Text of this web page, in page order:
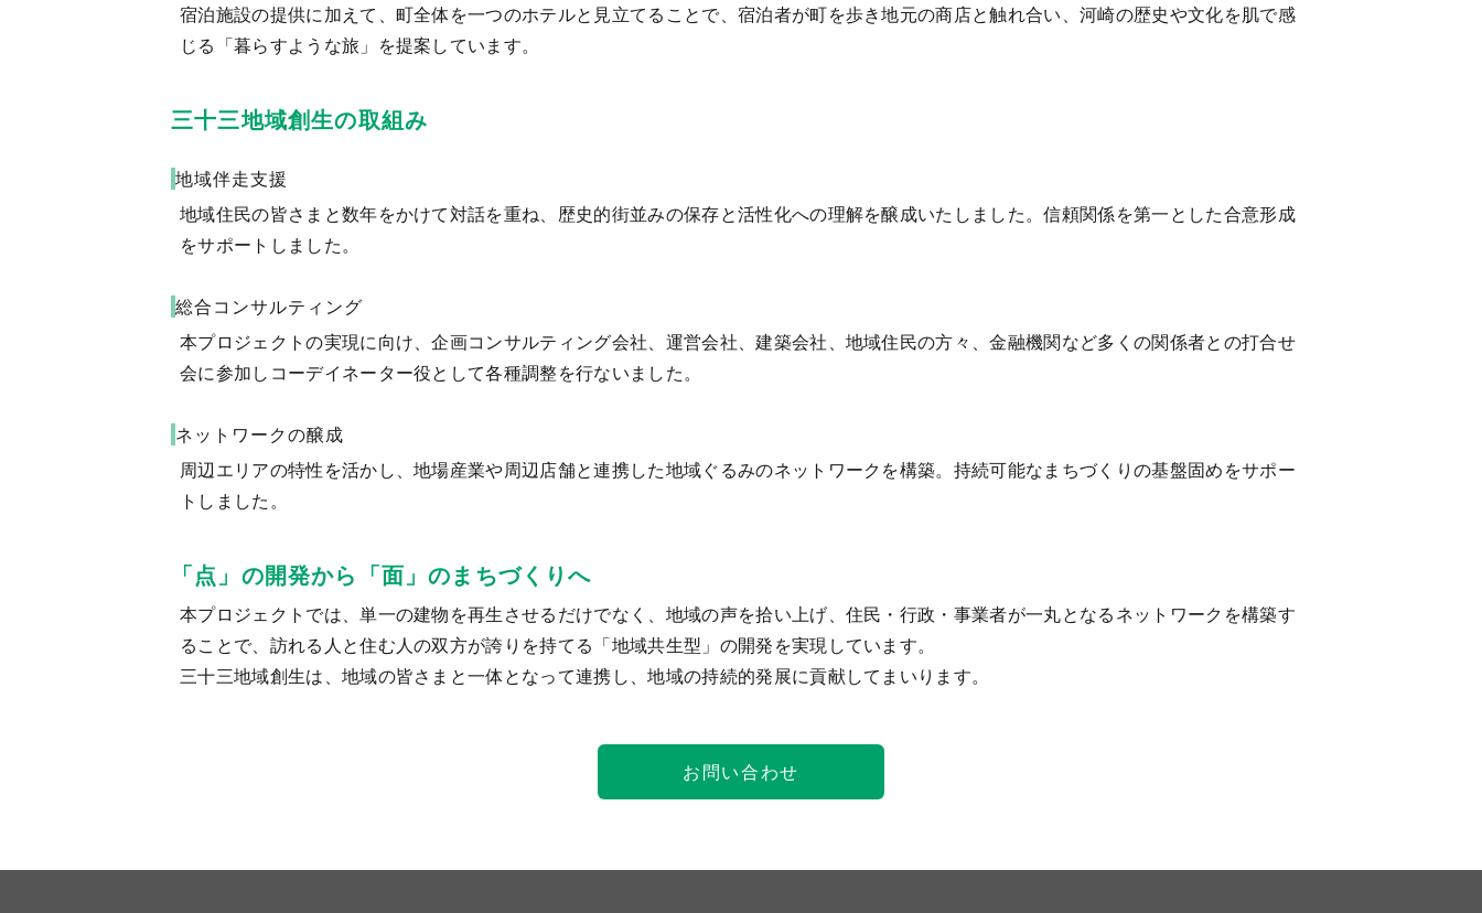
宿泊施設の提供に加えて、町全体を一つのホテルと見立てることで、宿泊者が町を歩き地元の商店と触れ合い、河崎の歴史や文化を肌で感
じる「暮らすような旅」を提案しています。
三十三地域創生の取組み
地域伴走支援
地域住民の皆さまと数年をかけて対話を重ね、歴史的街並みの保存と活性化への理解を醸成いたしました。信頼関係を第一とした合意形成
をサポートしました。
総合コンサルティング
本プロジェクトの実現に向け、企画コンサルティング会社、運営会社、建築会社、地域住民の方々、金融機関など多くの関係者との打合せ
会に参加しコーデイネーター役として各種調整を行ないました。
ネットワークの醸成
周辺エリアの特性を活かし、地場産業や周辺店舗と連携した地域ぐるみのネットワークを構築。持続可能なまちづくりの基盤固めをサポー
トしました。
「点」の開発から「面」のまちづくりへ
本プロジェクトでは、単一の建物を再生させるだけでなく、地域の声を拾い上げ、住民・行政・事業者が一丸となるネットワークを構築す
ることで、訪れる人と住む人の双方が誇りを持てる「地域共生型」の開発を実現しています。
三十三地域創生は、地域の皆さまと一体となって連携し、地域の持続的発展に貢献してまいります。
お問い合わせ